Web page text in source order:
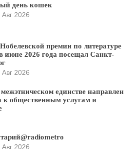
день кошек
Авг 2026
премии по литературе
июне 2026 года посещал Санкт-
Авг 2026
единстве направлен
к общественным услугам и
Авг 2026